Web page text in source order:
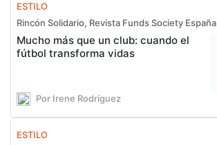
ESTILO
Rincón Solidario, Revista Funds Society España
Mucho más que un club: cuando el
fútbol transforma vidas
Por Irene Rodríguez
ESTILO